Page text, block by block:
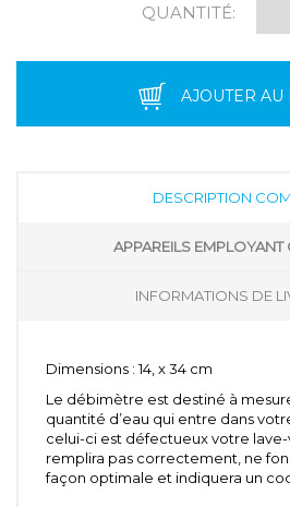
QUANTITÉ:
AJOUTER AU
DESCRIPTION
APPAREILS EMPLOYANT
INFORMATIONS DE
Dimensions : 14, x 34 cm
Le débimètre est destiné à
quantité d’eau qui entre dans
celui-ci est défectueux votre lave-
remplira pas correctement, ne
façon optimale et indiquera un